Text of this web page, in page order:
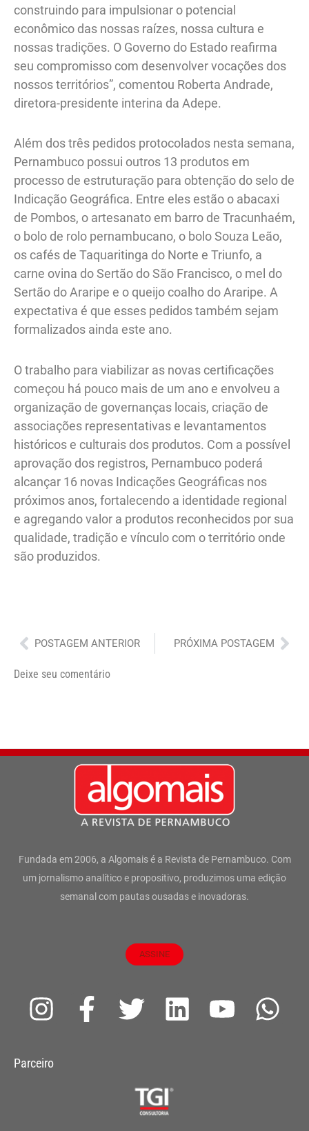
construindo para impulsionar o potencial
econômico das nossas raízes, nossa cultura e
nossas tradições. O Governo do Estado reafirma
seu compromisso com desenvolver vocações dos
nossos territórios”, comentou Roberta Andrade,
diretora-presidente interina da Adepe.
Além dos três pedidos protocolados nesta semana,
Pernambuco possui outros 13 produtos em
processo de estruturação para obtenção do selo de
Indicação Geográfica. Entre eles estão o abacaxi
de Pombos, o artesanato em barro de Tracunhaém,
o bolo de rolo pernambucano, o bolo Souza Leão,
os cafés de Taquaritinga do Norte e Triunfo, a
carne ovina do Sertão do São Francisco, o mel do
Sertão do Araripe e o queijo coalho do Araripe. A
expectativa é que esses pedidos também sejam
formalizados ainda este ano.
O trabalho para viabilizar as novas certificações
começou há pouco mais de um ano e envolveu a
organização de governanças locais, criação de
associações representativas e levantamentos
históricos e culturais dos produtos. Com a possível
aprovação dos registros, Pernambuco poderá
alcançar 16 novas Indicações Geográficas nos
próximos anos, fortalecendo a identidade regional
e agregando valor a produtos reconhecidos por sua
qualidade, tradição e vínculo com o território onde
são produzidos.
Anterior
POSTAGEM ANTERIOR PRÓXIMA POSTAGEM
Deixe seu comentário
Fundada em 2006, a Algomais é a Revista de Pernambuco. Com
um jornalismo analítico e propositivo, produzimos uma edição
semanal com pautas ousadas e inovadoras.
ASSINE
I
s
F
a
T
t
L
Y
W
Parceiro